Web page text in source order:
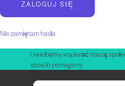
Nie pamiętam hasła
Uwielbiamy wspierać naszą
sposób pomagamy.